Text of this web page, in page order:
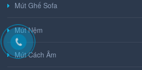
Mút Ghế Sofa
Mút Nệm
Mút Cách Âm